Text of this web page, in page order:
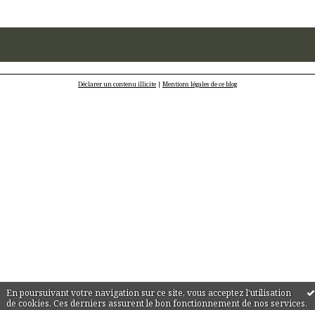
En poursuivant votre navigation sur ce site, vous acceptez l'utilisation
de cookies. Ces derniers assurent le bon fonctionnement de nos services.
Déclarer un contenu illicite | Mentions légales de ce blog